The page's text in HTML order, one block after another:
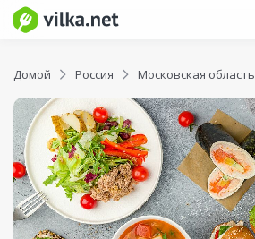
Домой Россия Московская область